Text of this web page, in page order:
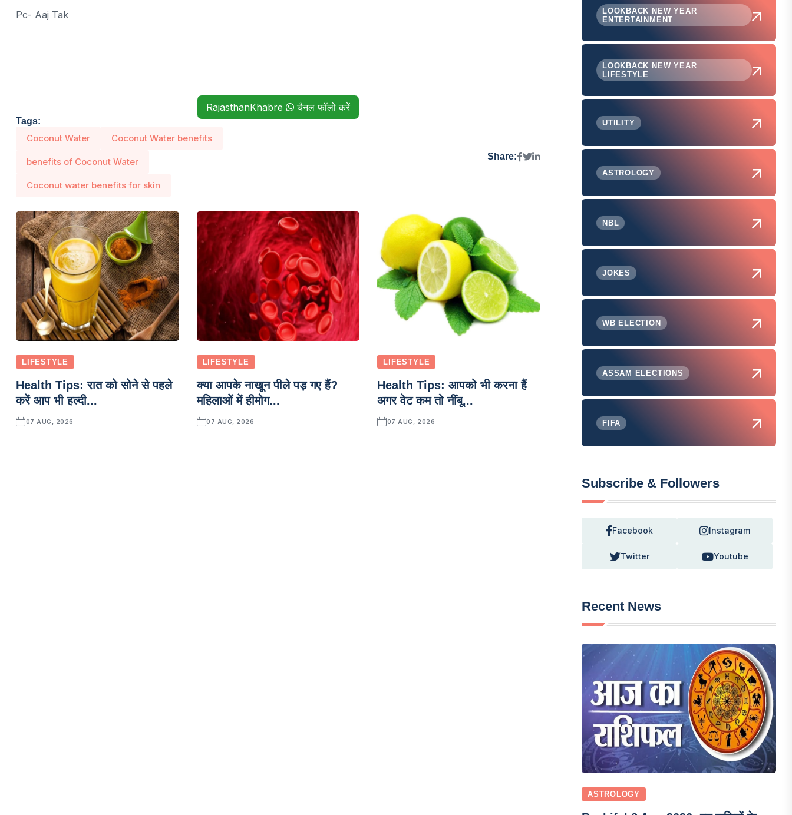
Pc- Aaj Tak
RajasthanKhabre चैनल फॉलो करें
Tags:
Coconut Water Coconut Water benefits
benefits of Coconut Water
Coconut water benefits for skin
Share:
LIFESTYLE
Health Tips: रात को सोने से पहले
करें आप भी हल्दी...
07 AUG, 2026
LIFESTYLE
क्या आपके नाखून पीले पड़ गए हैं?
महिलाओं में हीमोग...
07 AUG, 2026
LIFESTYLE
Health Tips: आपको भी करना हैं
अगर वेट कम तो नींबू...
07 AUG, 2026
LOOKBACK NEW YEAR
ENTERTAINMENT
LOOKBACK NEW YEAR
LIFESTYLE
UTILITY
ASTROLOGY
NBL
JOKES
WB ELECTION
ASSAM ELECTIONS
FIFA
Subscribe & Followers
Facebook Instagram
Twitter Youtube
Recent News
ASTROLOGY